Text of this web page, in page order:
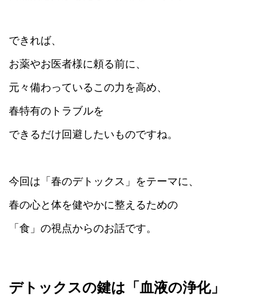
できれば、
お薬やお医者様に頼る前に、
元々備わっているこの力を高め、
春特有のトラブルを
できるだけ回避したいものですね。
今回は「春のデトックス」をテーマに、
春の心と体を健やかに整えるための
「食」の視点からのお話です。
デトックスの鍵は「血液の浄化」